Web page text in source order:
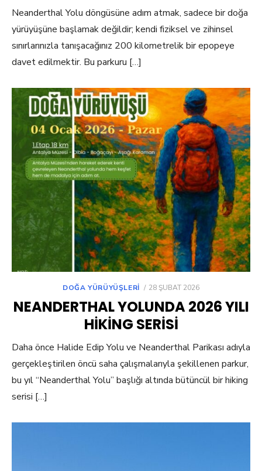
Neanderthal Yolu döngüsüne adım atmak, sadece bir doğa
yürüyüşüne başlamak değildir; kendi fiziksel ve zihinsel
sınırlarınızla tanışacağınız 200 kilometrelik bir epopeye
davet edilmektir. Bu parkuru […]
DOĞA YÜRÜYÜŞLERI
POSTED
28 ŞUBAT 2026
NEANDERTHAL YOLUNDA 2026 YILI
HIKING SERISI
Daha önce Halide Edip Yolu ve Neanderthal Parikası adıyla
gerçekleştirilen öncü saha çalışmalarıyla şekillenen parkur,
bu yıl “Neanderthal Yolu” başlığı altında bütüncül bir hiking
serisi […]